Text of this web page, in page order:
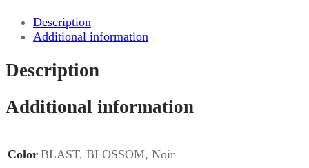
Description
Additional information
Description
Additional information
Color BLAST, BLOSSOM, Noir